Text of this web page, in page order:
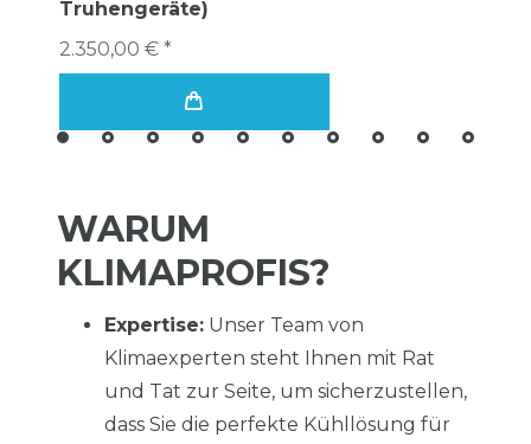
Truhengeräte)
2.350,00 € *
WARUM
KLIMAPROFIS?
Expertise: Unser Team von
Klimaexperten steht Ihnen mit Rat
und Tat zur Seite, um sicherzustellen,
dass Sie die perfekte Kühllösung für